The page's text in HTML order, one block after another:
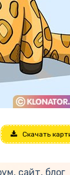
Скачать
сайт, блог